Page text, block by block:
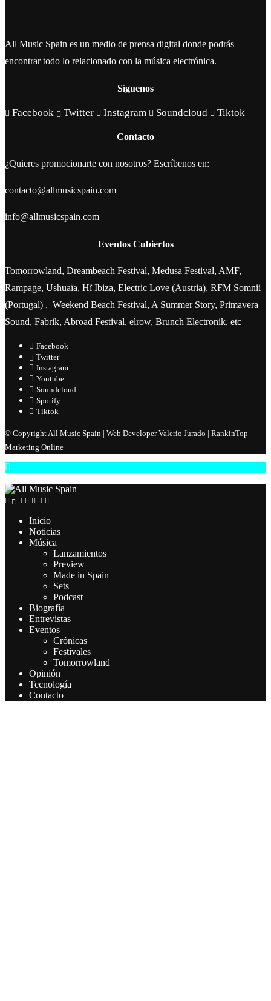
All Music Spain es un medio de prensa digital donde podrás
encontrar todo lo relacionado con la música electrónica.
Síguenos
Facebook Twitter Instagram Soundcloud Tiktok
Contacto
¿Quieres promocionarte con nosotros? Escríbenos en:
contacto@allmusicspain.com
info@allmusicspain.com
Eventos Cubiertos
Tomorrowland, Dreambeach Festival, Medusa Festival, AMF,
Rampage, Ushuaïa, Hï Ibiza, Electric Love (Austria), RFM Somnii
(Portugal) , Weekend Beach Festival, A Summer Story, Primavera
Sound, Fabrik, Abroad Festival, elrow, Brunch Electronik, etc
Facebook
Twitter
Instagram
Youtube
Soundcloud
Spotify
Tiktok
© Copyright All Music Spain | Web Developer Valerio Jurado | RankinTop
Marketing Online
Inicio
Noticias
Música
Lanzamientos
Preview
Made in Spain
Sets
Podcast
Biografía
Entrevistas
Eventos
Crónicas
Festivales
Tomorrowland
Opinión
Tecnología
Contacto